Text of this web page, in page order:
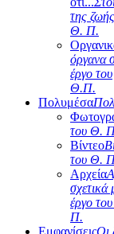
της
Θ. Π.
όργανα
έργο του
Θ.Π.
Πολυμέσα
του Θ.
Βίντεο
του Θ.
Αρχεία
σχετικά
έργο
Π.